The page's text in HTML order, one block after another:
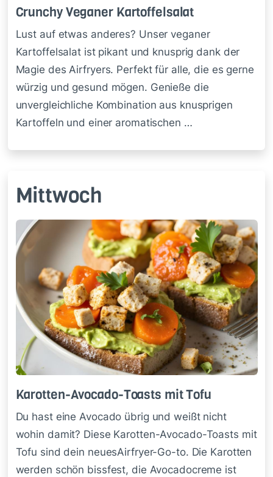
Crun­chy Ve­ga­ner Kar­tof­fel­sa­lat
Lust auf etwas anderes? Unser veganer
Kartoffelsalat ist pikant und knusprig dank der
Magie des Airfryers. Perfekt für alle, die es gerne
würzig und gesund mögen. Genieße die
unvergleichliche Kombination aus knusprigen
Kartoffeln und einer aromatischen …
Mittwoch
Ka­rot­ten-Avo­ca­do-Toasts mit Tofu
Du hast eine Avocado übrig und weißt nicht
wohin damit? Diese Karotten-Avocado-Toasts mit
Tofu sind dein neuesAirfryer-Go-to. Die Karotten
werden schön bissfest, die Avocadocreme ist